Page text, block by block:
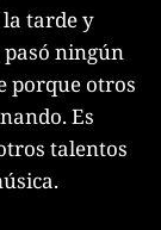
tarde y
ningún
porque otros
Es
talentos